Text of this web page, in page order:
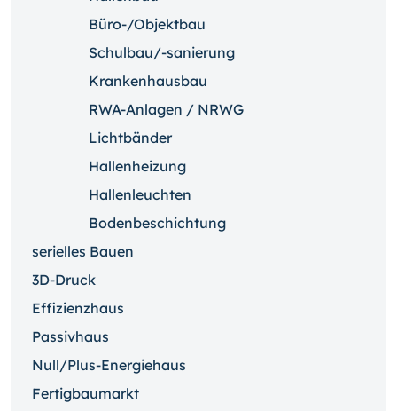
Büro-/Objektbau
Schulbau/-sanierung
Krankenhausbau
RWA-Anlagen / NRWG
Lichtbänder
Hallenheizung
Hallenleuchten
Bodenbeschichtung
serielles Bauen
3D-Druck
Effizienzhaus
Passivhaus
Null/Plus-Energiehaus
Fertigbaumarkt